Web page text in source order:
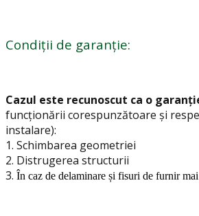
Condiții de garanție:
Cazul este recunoscut ca o
funcționării corespunzătoare și
instalare):
1. Schimbarea geometriei
2. Distrugerea structurii
3. În caz de delaminare și fisuri de furnir